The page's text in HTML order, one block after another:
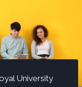
University